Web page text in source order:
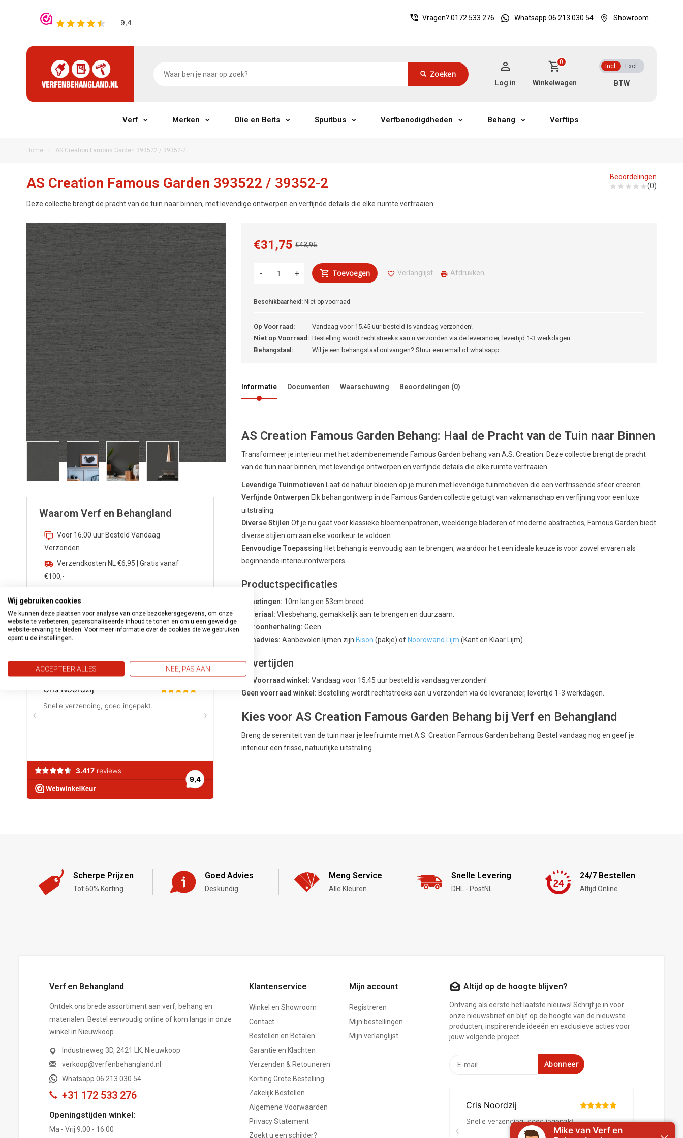
Vragen? 0172 533 276 Whatsapp 06 213 030 54 Showroom
Zoeken
Incl. Excl.
0
Winkelwagen
Log in
Verf Merken Olie en Beits Spuitbus Verfbenodigdheden Behang Verftips
Home AS Creation Famous Garden 393522 / 39352-2
AS Creation Famous Garden 393522 / 39352-2
Deze collectie brengt de pracht van de tuin naar binnen, met levendige ontwerpen en verfijnde details die elke ruimte verfraaien.
Beoordelingen
(0)
Waarom Verf en Behangland
Voor 16.00 uur Besteld Vandaag
Verzonden
Verzendkosten NL €6,95 | Gratis vanaf
€100,-
Vragen?info@verfenbehangland.nl
Whatsapp
€43,95
€31,75
+
- Toevoegen Verlanglijst Afdrukken
Beschikbaarheid: Niet op voorraad
Op Voorraad:
Vandaag voor 15.45 uur besteld is vandaag verzonden!
Niet op Voorraad: Bestelling wordt rechtstreeks aan u verzonden via de leverancier, levertijd 1-3 werkdagen.
Behangstaal:
Wil je een behangstaal ontvangen? Stuur een email of whatsapp
Informatie Documenten Waarschuwing Beoordelingen (0)
AS Creation Famous Garden Behang: Haal de Pracht van de Tuin naar Binnen
Transformeer je interieur met het adembenemende Famous Garden behang van A.S. Creation. Deze collectie brengt de pracht
van de tuin naar binnen, met levendige ontwerpen en verfijnde details die elke ruimte verfraaien.
Levendige Tuinmotieven Laat de natuur bloeien op je muren met levendige tuinmotieven die een verfrissende sfeer creëren.
Verfijnde Ontwerpen Elk behangontwerp in de Famous Garden collectie getuigt van vakmanschap en verfijning voor een luxe
uitstraling.
Diverse Stijlen Of je nu gaat voor klassieke bloemenpatronen, weelderige bladeren of moderne abstracties, Famous Garden biedt
diverse stijlen om aan elke voorkeur te voldoen.
Eenvoudige Toepassing Het behang is eenvoudig aan te brengen, waardoor het een ideale keuze is voor zowel ervaren als
beginnende interieurontwerpers.
Productspecificaties
Afmetingen: 10m lang en 53cm breed
Materiaal: Vliesbehang, gemakkelijk aan te brengen en duurzaam.
Patroonherhaling: Geen
Lijmadvies: Aanbevolen lijmen zijn Bison (pakje) of Noordwand Lijm (Kant en Klaar Lijm)
Levertijden
Uit Voorraad winkel: Vandaag voor 15.45 uur besteld is vandaag verzonden!
Geen voorraad winkel: Bestelling wordt rechtstreeks aan u verzonden via de leverancier, levertijd 1-3 werkdagen.
Kies voor AS Creation Famous Garden Behang bij Verf en Behangland
Breng de sereniteit van de tuin naar je leefruimte met A.S. Creation Famous Garden behang. Bestel vandaag nog en geef je
interieur een frisse, natuurlijke uitstraling.
Scherpe Prijzen
Tot 60% Korting
Goed Advies
Deskundig
Meng Service
Alle Kleuren
Snelle Levering
DHL - PostNL
24/7 Bestellen
Altijd Online
Verf en Behangland
Ontdek ons brede assortiment aan verf, behang en
materialen. Bestel eenvoudig online of kom langs in onze
winkel in Nieuwkoop.
Industrieweg 3D, 2421 LK, Nieuwkoop
verkoop@verfenbehangland.nl
Whatsapp 06 213 030 54
+31 172 533 276
Openingstijden winkel:
Ma - Vrij 9.00 - 16.00
Klantenservice
Winkel en Showroom
Contact
Bestellen en Betalen
Garantie en Klachten
Verzenden & Retouneren
Korting Grote Bestelling
Zakelijk Bestellen
Algemene Voorwaarden
Privacy Statement
Zoekt u een schilder?
Mijn account
Registreren
Mijn bestellingen
Mijn verlanglijst
Altijd op de hoogte blijven?
Ontvang als eerste het laatste nieuws! Schrijf je in voor
onze nieuwsbrief en blijf op de hoogte van de nieuwste
producten, inspirerende ideeën en exclusieve acties voor
jouw volgende project.
Abonneer
Wij gebruiken cookies
We kunnen deze plaatsen voor analyse van onze bezoekersgegevens, om onze
website te verbeteren, gepersonaliseerde inhoud te tonen en om u een geweldige
website-ervaring te bieden. Voor meer informatie over de cookies die we gebruiken
opent u de instellingen.
ACCEPTEER ALLES NEE, PAS AAN